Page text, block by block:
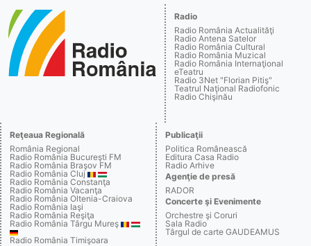
Radio
Radio România Actualităţi
Radio Antena Satelor
Radio România Cultural
Radio România Muzical
Radio România Internaţional
eTeatru
Radio 3Net "Florian Pitiş"
Teatrul Naţional Radiofonic
Radio Chişinău
Reţeaua Regională
România Regional
Radio România Bucureşti FM
Radio România Braşov FM
Radio România Cluj
Radio România Constanţa
Radio România Vacanţa
Radio România Oltenia-Craiova
Radio România Iaşi
Radio România Reşiţa
Radio România Târgu Mureş
Radio România Timişoara
Publicaţii
Politica Românească
Editura Casa Radio
Radio Arhive
Agenţie de presă
RADOR
Concerte şi Evenimente
Orchestre şi Coruri
Sala Radio
Târgul de carte GAUDEAMUS